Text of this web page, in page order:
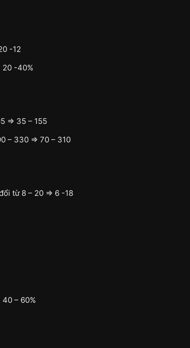
-12
20 -40%
=> 35 – 155
– 330 => 70 – 310
từ 8 – 20 => 6 -18
– 60%